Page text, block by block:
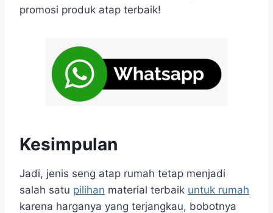
promosi produk atap terbaik!
Kesimpulan
Jadi, jenis seng atap rumah tetap menjadi
salah satu pilihan material terbaik untuk rumah
karena harganya yang terjangkau, bobotnya